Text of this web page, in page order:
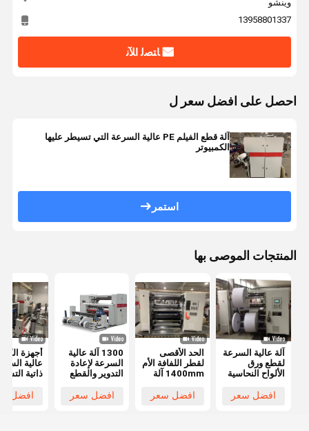
وينشو
13958801337
ﺎﺘﺼﻟ ﺍﻶﻧ
احصل على افضل سعر ل
آلة قطع الفيلم PE عالية السرعة التي تسيطر عليها
الكمبيوتر
استمر
المنتجات الموصى بها
آلة عالية السرعة
لقطع ورق
الألواح النحاسية
سرعة قطع
افضل سعر
الحد الأقصى
لقطر اللفافة الأم
1400mm آلة
الكرافت عالية
افضل سعر
1300 آلة عالية
السرعة لإعادة
التدوير والقطع
آلة قطع عالية
افضل سعر
أجهزة
عالية
ذاتية
النحاس،
افضل